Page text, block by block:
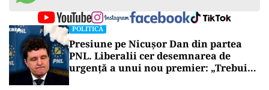
POLITICĂ
Presiune pe Nicușor Dan din partea
PNL. Liberalii cer desemnarea de
urgență a unui nou premier: „Trebuie